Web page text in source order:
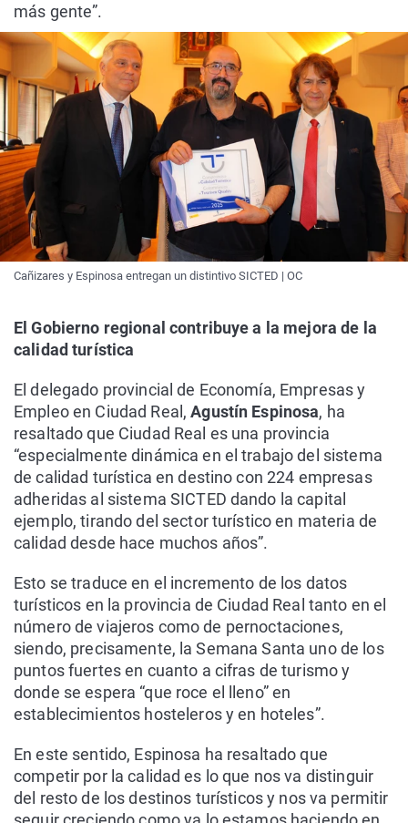
más gente”.
Cañizares y Espinosa entregan un distintivo SICTED | OC
El Gobierno regional contribuye a la mejora de la
calidad turística
El delegado provincial de Economía, Empresas y
Empleo en Ciudad Real,Agustín Espinosa, ha
resaltado que Ciudad Real es una provincia
“especialmente dinámica en el trabajo del sistema
de calidad turística en destino con 224 empresas
adheridas al sistema SICTED dando la capital
ejemplo, tirando del sector turístico en materia de
calidad desde hace muchos años”.
Esto se traduce en el incremento de los datos
turísticos en la provincia de Ciudad Real tanto en el
número de viajeros como de pernoctaciones,
siendo, precisamente, la Semana Santa uno de los
puntos fuertes en cuanto a cifras de turismo y
donde se espera “que roce el lleno” en
establecimientos hosteleros y en hoteles”.
En este sentido, Espinosa ha resaltado que
competir por la calidad es lo que nos va distinguir
del resto de los destinos turísticos y nos va permitir